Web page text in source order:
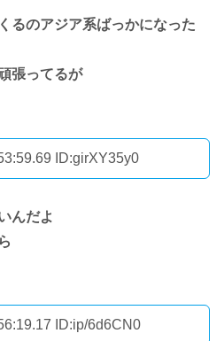
るのアジア系ばっかになった
張ってるが
ID:girXY35y0
んだよ
ID:ip/6d6CN0